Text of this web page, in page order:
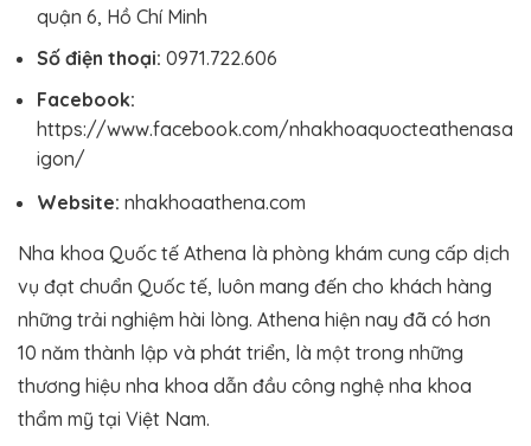
quận 6, Hồ Chí Minh
Số điện thoại: 0971.722.606
Facebook:
https://www.facebook.com/nhakhoaquocteathenasa
igon/
Website: nhakhoaathena.com
Nha khoa Quốc tế Athena là phòng khám cung cấp dịch
vụ đạt chuẩn Quốc tế, luôn mang đến cho khách hàng
những trải nghiệm hài lòng. Athena hiện nay đã có hơn
10 năm thành lập và phát triển, là một trong những
thương hiệu nha khoa dẫn đầu công nghệ nha khoa
thẩm mỹ tại Việt Nam.